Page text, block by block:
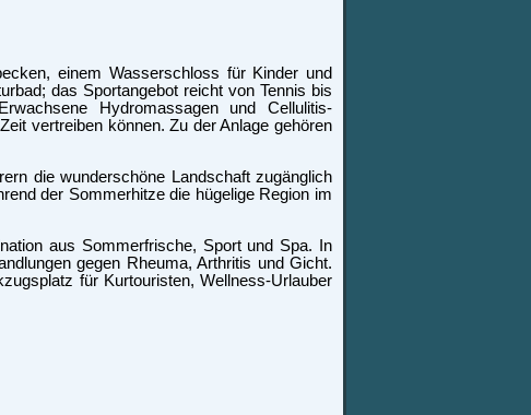
einem Wasserschloss für Kinder und
das Sportangebot reicht von Tennis bis
Hydromassagen und Cellulitis-
vertreiben können. Zu der Anlage gehören
die wunderschöne Landschaft zugänglich
der Sommerhitze die hügelige Region im
aus Sommerfrische, Sport und Spa. In
gegen Rheuma, Arthritis und Gicht.
für Kurtouristen, Wellness-Urlauber